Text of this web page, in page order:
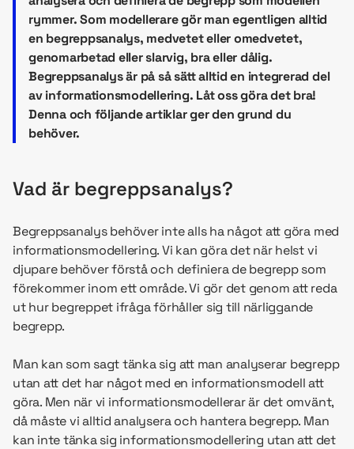
rymmer. Som modellerare gör man egentligen alltid
en begreppsanalys, medvetet eller omedvetet,
genomarbetad eller slarvig, bra eller dålig.
Begreppsanalys är på så sätt alltid en integrerad del
av informationsmodellering. Låt oss göra det bra!
Denna och följande artiklar ger den grund du
behöver.
Vad är begreppsanalys?
Begreppsanalys behöver inte alls ha något att göra med
informationsmodellering. Vi kan göra det när helst vi
djupare behöver förstå och definiera de begrepp som
förekommer inom ett område. Vi gör det genom att reda
ut hur begreppet ifråga förhåller sig till närliggande
begrepp.
Man kan som sagt tänka sig att man analyserar begrepp
utan att det har något med en informationsmodell att
göra. Men när vi informationsmodellerar är det omvänt,
då måste vi alltid analysera och hantera begrepp. Man
kan inte tänka sig informationsmodellering utan att det